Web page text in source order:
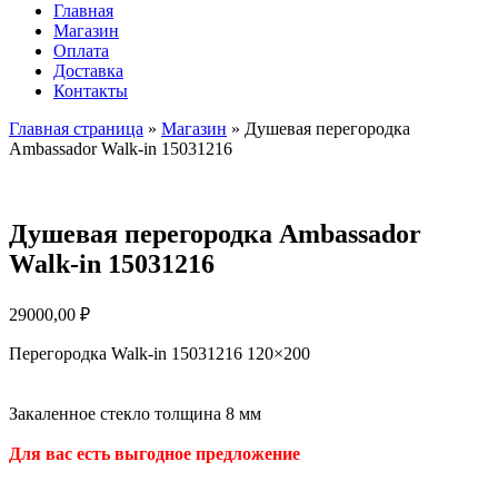
Главная
Магазин
Оплата
Доставка
Контакты
Главная страница » Магазин » Душевая перегородка
Ambassador Walk-in 15031216
Душевая перегородка Ambassador
Walk-in 15031216
29000,00 ₽
Перегородка Walk-in 15031216 120×200
Закаленное стекло толщина 8 мм
Для вас есть выгодное предложение